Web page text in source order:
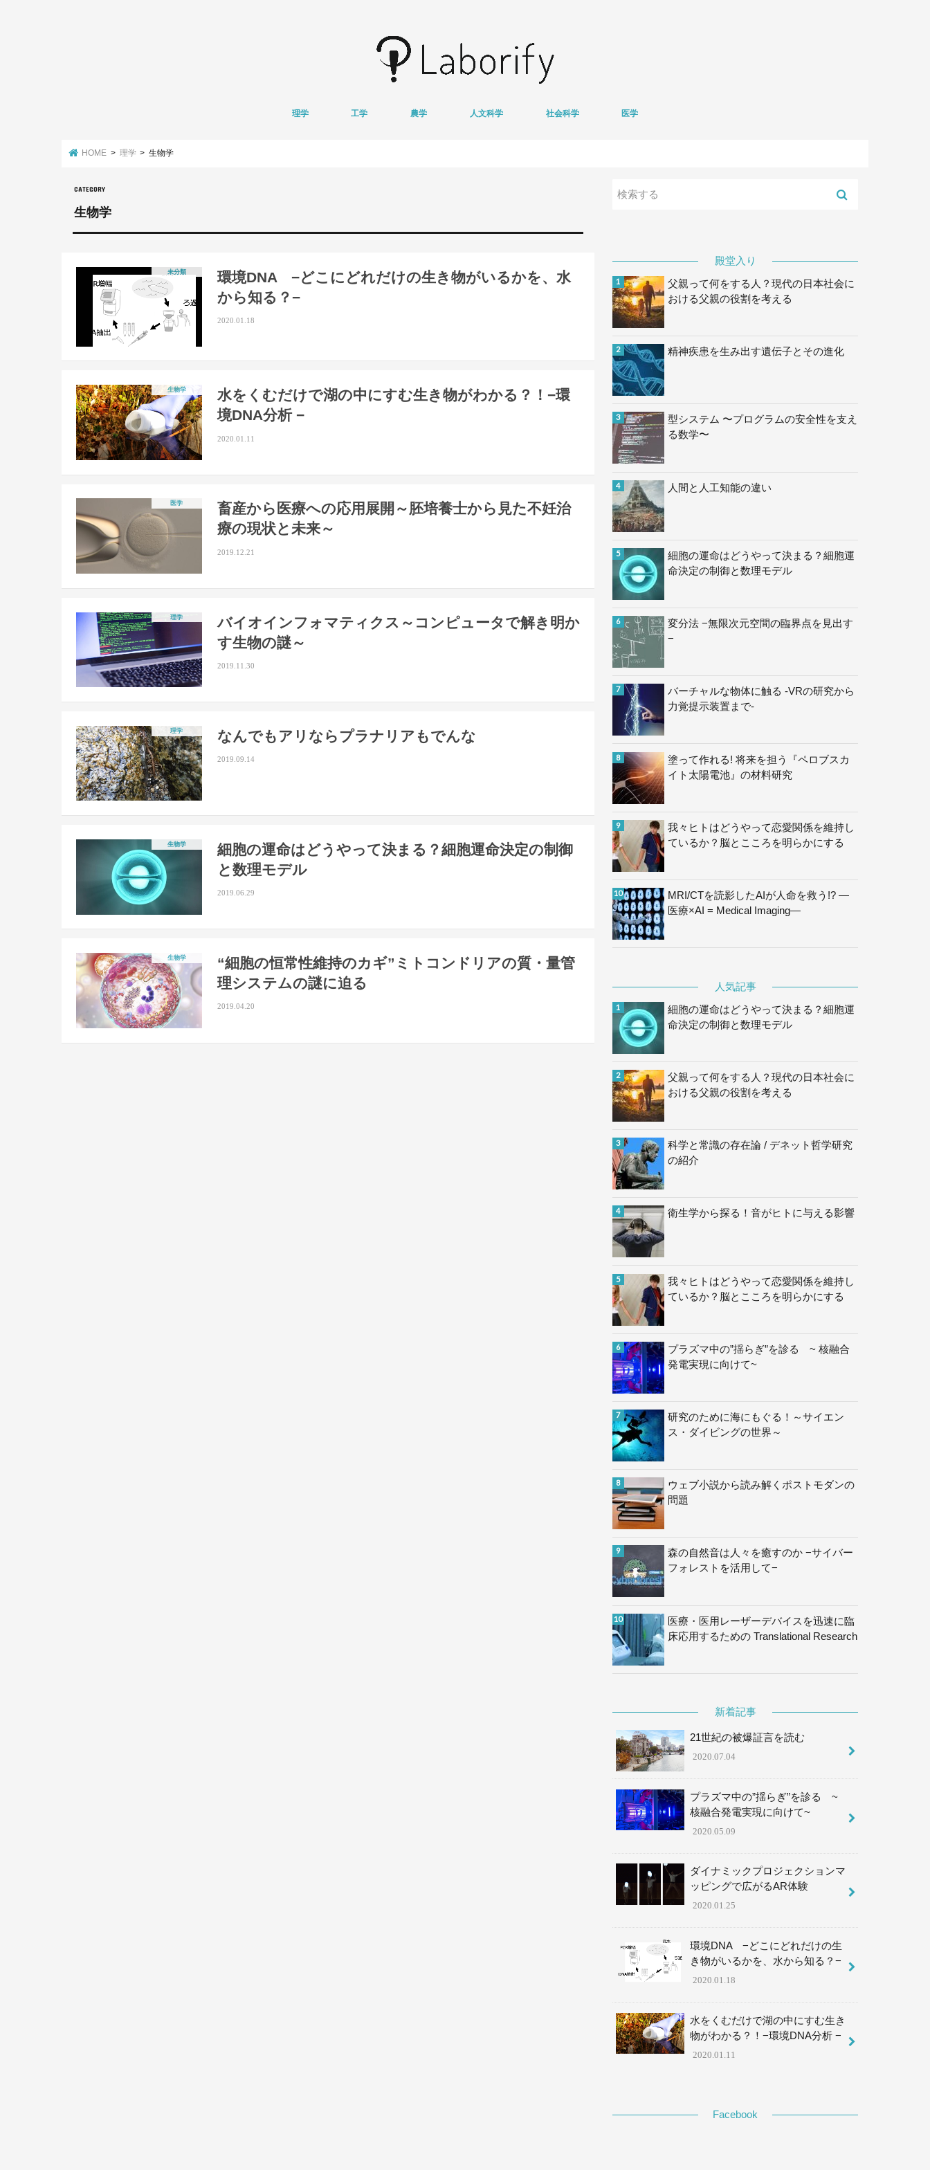
理学 工学 農学 人文科学 社会科学 医学
HOME 理学 生物学
生物学
未分類
環境DNA −どこにどれだけの生き物がいるかを、水
から知る？−
2020.01.18
生物学
水をくむだけで湖の中にすむ生き物がわかる？！−環
境DNA分析 −
2020.01.11
医学
畜産から医療への応用展開～胚培養士から見た不妊治
療の現状と未来～
2019.12.21
理学
バイオインフォマティクス～コンピュータで解き明か
す生物の謎～
2019.11.30
理学 なんでもアリならプラナリアもでんな
2019.09.14
生物学
細胞の運命はどうやって決まる？細胞運命決定の制御
と数理モデル
2019.06.29
生物学
“細胞の恒常性維持のカギ”ミトコンドリアの質・量管
理システムの謎に迫る
2019.04.20
殿堂入り
父親って何をする人？現代の日本社会に
おける父親の役割を考える
精神疾患を生み出す遺伝子とその進化
型システム 〜プログラムの安全性を支え
る数学〜
人間と人工知能の違い
細胞の運命はどうやって決まる？細胞運
命決定の制御と数理モデル
変分法 −無限次元空間の臨界点を見出す
−
バーチャルな物体に触る -VRの研究から
力覚提示装置まで-
塗って作れる! 将来を担う『ペロブスカ
イト太陽電池』の材料研究
我々ヒトはどうやって恋愛関係を維持し
ているか？脳とこころを明らかにする
MRI/CTを読影したAIが人命を救う!? —
医療×AI = Medical Imaging—
人気記事
細胞の運命はどうやって決まる？細胞運
命決定の制御と数理モデル
父親って何をする人？現代の日本社会に
おける父親の役割を考える
科学と常識の存在論 / デネット哲学研究
の紹介
衛生学から探る！音がヒトに与える影響
我々ヒトはどうやって恋愛関係を維持し
ているか？脳とこころを明らかにする
プラズマ中の”揺らぎ”を診る ~ 核融合
発電実現に向けて~
研究のために海にもぐる！～サイエン
ス・ダイビングの世界～
ウェブ小説から読み解くポストモダンの
問題
森の自然音は人々を癒すのか −サイバー
フォレストを活用して−
医療・医用レーザーデバイスを迅速に臨
床応用するための Translational Research
新着記事
21世紀の被爆証言を読む
2020.07.04
プラズマ中の”揺らぎ”を診る ~
核融合発電実現に向けて~
2020.05.09
ダイナミックプロジェクションマ
ッピングで広がるAR体験
2020.01.25
環境DNA −どこにどれだけの生
き物がいるかを、水から知る？−
2020.01.18
水をくむだけで湖の中にすむ生き
物がわかる？！−環境DNA分析 −
2020.01.11
Facebook